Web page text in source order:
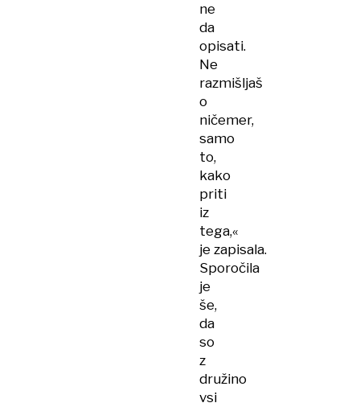
ne
da
opisati.
Ne
razmišljaš
o
ničemer,
samo
to,
kako
priti
iz
tega,«
je zapisala.
Sporočila
je
še,
da
so
z
družino
vsi